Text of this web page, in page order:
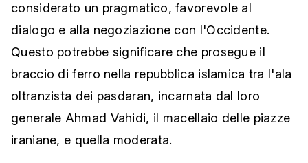
considerato un pragmatico, favorevole al
dialogo e alla negoziazione con l'Occidente.
Questo potrebbe significare che prosegue il
braccio di ferro nella repubblica islamica tra l'ala
oltranzista dei pasdaran, incarnata dal loro
generale Ahmad Vahidi, il macellaio delle piazze
iraniane, e quella moderata.